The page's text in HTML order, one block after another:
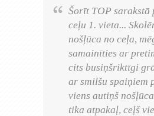
Šorīt TOP sarakstā
ceļu 1. vieta...
nošļūca no ceļa,
samainīties ar
cits busiņšriktīgi
ar smilšu spaiņiem
viens autiņš
tika atpakaļ, ceļš